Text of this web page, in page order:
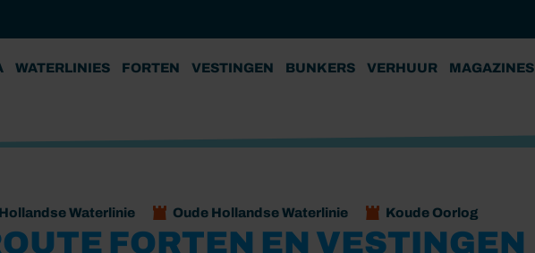
WATERLINIES FORTEN VESTINGEN BUNKERS VERHUUR MAGAZINES
Waterlinie Oude Hollandse Waterlinie Koude Oorlog
FORTEN EN VESTINGEN